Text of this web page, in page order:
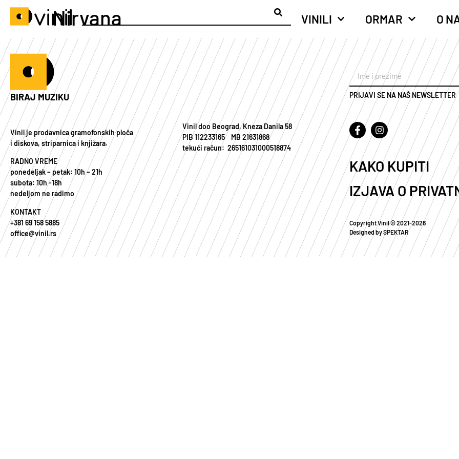
VINILI ORMAR O
Nirvana
BIRAJ MUZIKU
Vinil je prodavnica gramofonskih ploča
i diskova, striparnica i knjižara.
RADNO VREME
ponedeljak – petak: 10h – 21h
subota: 10h -18h
nedeljom ne radimo
KONTAKT
+381 69 158 5885
office@vinil.rs
Vinil doo Beograd, Kneza Danila 58
PIB 112233165 MB 21631868
tekući račun: 265161031000518874
PRIJAVI SE NA NAŠ NEWSLETTER
KAKO KUPITI
IZJAVA O
Copyright Vinil © 2021-2026
Designed by SPEKTAR